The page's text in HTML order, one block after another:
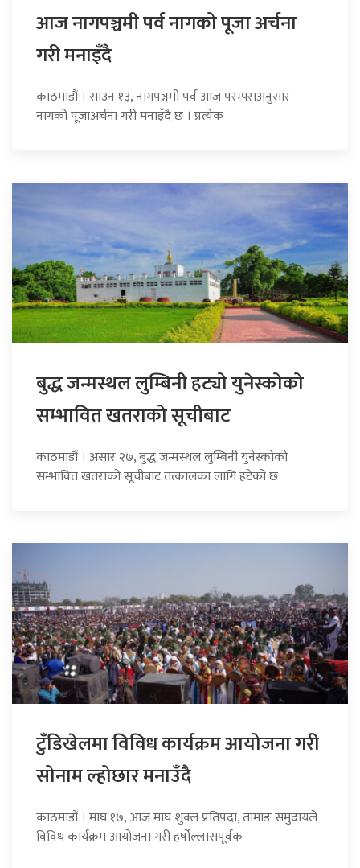
आज नागपञ्चमी पर्व नागको पूजा अर्चना
गरी मनाइँदै
काठमाडौं । साउन १३, नागपञ्चमी पर्व आज परम्पराअनुसार
नागको पूजाअर्चना गरी मनाइँदै छ । प्रत्येक
बुद्ध जन्मस्थल लुम्बिनी हट्यो युनेस्कोको
सम्भावित खतराको सूचीबाट
काठमाडौं । असार २७, बुद्ध जन्मस्थल लुम्बिनी युनेस्कोको
सम्भावित खतराको सूचीबाट तत्कालका लागि हटेको छ
टुँडिखेलमा विविध कार्यक्रम आयोजना गरी
सोनाम ल्होछार मनाउँदै
काठमाडौं । माघ १७, आज माघ शुक्ल प्रतिपदा, तामाङ समुदायले
विविध कार्यक्रम आयोजना गरी हर्षोल्लासपूर्वक